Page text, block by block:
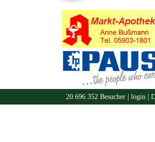
20.696.352 Besucher | login